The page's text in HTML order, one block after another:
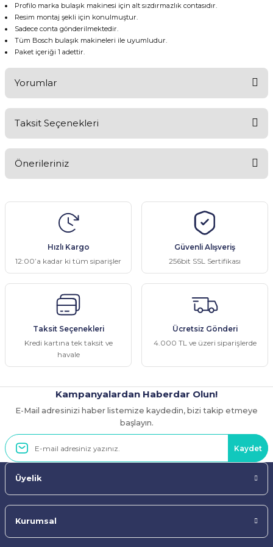
Profilo marka bulaşık makinesi için alt sızdırmazlık contasıdır.
Resim montaj şekli için konulmuştur.
Sadece conta gönderilmektedir.
Tüm Bosch bulaşık makineleri ile uyumludur.
Paket içeriği 1 adettir.
Yorumlar
Taksit Seçenekleri
Önerileriniz
konularda yetersiz gördüğünüz noktaları öneri formunu kullanarak
tarafımıza iletebilirsiniz.
Görüş ve önerileriniz için teşekkür ederiz.
Ürün resmi kalitesiz, bozuk veya görüntülenemiyor.
Ürün bilgilerinde hatalar bulunuyor.
Ürün fiyatı diğer sitelerden daha pahalı.
Bu ürüne benzer farklı alternatifler olmalı.
Gönder
Hızlı Kargo
12:00’a kadar ki tüm siparişler
Güvenli Alışveriş
256bit SSL Sertifikası
Taksit Seçenekleri
Kredi kartına tek taksit ve
havale
Ücretsiz Gönderi
4.000 TL ve üzeri siparişlerde
Kampanyalardan Haberdar Olun!
E-Mail adresinizi haber listemize kaydedin, bizi takip etmeye
başlayın.
Kaydet
Üyelik
Kurumsal